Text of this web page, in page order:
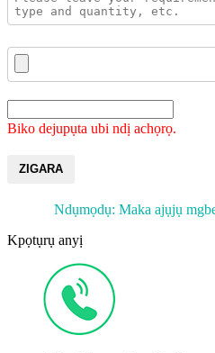
Biko dejupụta ubi ndị achọrọ.
ZIGARA
Ndụmọdụ: Maka ajụjụ
Kpọtụrụ anyị